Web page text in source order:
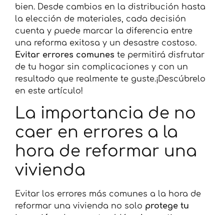
bien. Desde cambios en la distribución hasta
la elección de materiales, cada decisión
cuenta y puede marcar la diferencia entre
una reforma exitosa y un desastre costoso.
Evitar errores comunes te permitirá disfrutar
de tu hogar sin complicaciones y con un
resultado que realmente te guste.¡Descúbrelo
en este artículo!
La importancia de no
caer en errores a la
hora de reformar una
vivienda
Evitar los errores más comunes a la hora de
reformar una vivienda no solo protege tu